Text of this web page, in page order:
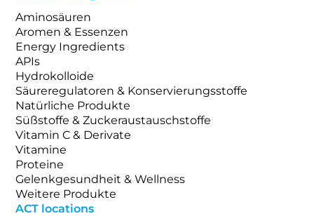
Aminosäuren
Aromen & Essenzen
Energy Ingredients
APIs
Hydrokolloide
Säureregulatoren & Konservierungsstoffe
Natürliche Produkte
Süßstoffe & Zuckeraustauschstoffe
Vitamin C & Derivate
Vitamine
Proteine
Gelenkgesundheit & Wellness
Weitere Produkte
ACT locations